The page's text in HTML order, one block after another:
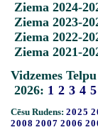
Ziema 2024-
Ziema 2023-
Ziema 2022-
Ziema 2021-
Vidzemes
2026: 1 2 3 4 5
Cēsu Rudens: 2025
2008 2007 2006